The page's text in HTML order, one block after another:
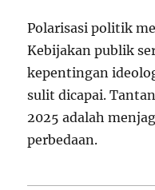
Polarisasi politik
Kebijakan publik
kepentingan
sulit dicapai.
2025 adalah
perbedaan.